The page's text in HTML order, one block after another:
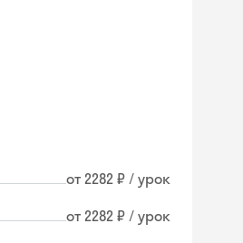
от 2282 ₽ / урок
от 2282 ₽ / урок